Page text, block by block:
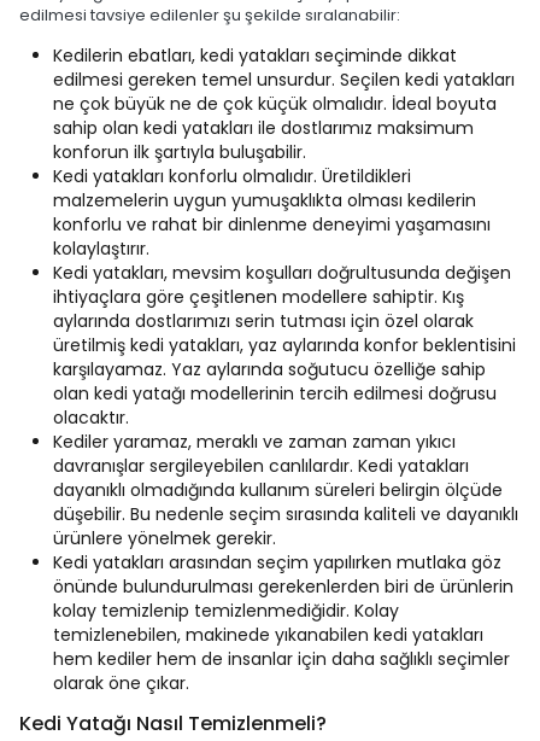
edilmesi tavsiye edilenler şu şekilde sıralanabilir:
Kedilerin ebatları, kedi yatakları seçiminde dikkat
edilmesi gereken temel unsurdur. Seçilen kedi yatakları
ne çok büyük ne de çok küçük olmalıdır. İdeal boyuta
sahip olan kedi yatakları ile dostlarımız maksimum
konforun ilk şartıyla buluşabilir.
Kedi yatakları konforlu olmalıdır. Üretildikleri
malzemelerin uygun yumuşaklıkta olması kedilerin
konforlu ve rahat bir dinlenme deneyimi yaşamasını
kolaylaştırır.
Kedi yatakları, mevsim koşulları doğrultusunda değişen
ihtiyaçlara göre çeşitlenen modellere sahiptir. Kış
aylarında dostlarımızı serin tutması için özel olarak
üretilmiş kedi yatakları, yaz aylarında konfor beklentisini
karşılayamaz. Yaz aylarında soğutucu özelliğe sahip
olan kedi yatağı modellerinin tercih edilmesi doğrusu
olacaktır.
Kediler yaramaz, meraklı ve zaman zaman yıkıcı
davranışlar sergileyebilen canlılardır. Kedi yatakları
dayanıklı olmadığında kullanım süreleri belirgin ölçüde
düşebilir. Bu nedenle seçim sırasında kaliteli ve dayanıklı
ürünlere yönelmek gerekir.
Kedi yatakları arasından seçim yapılırken mutlaka göz
önünde bulundurulması gerekenlerden biri de ürünlerin
kolay temizlenip temizlenmediğidir. Kolay
temizlenebilen, makinede yıkanabilen kedi yatakları
hem kediler hem de insanlar için daha sağlıklı seçimler
olarak öne çıkar.
Kedi Yatağı Nasıl Temizlenmeli?